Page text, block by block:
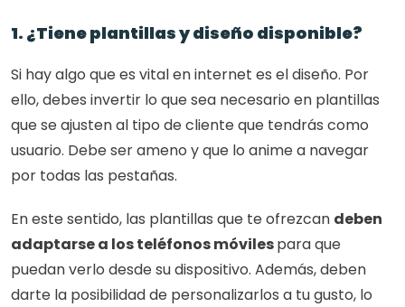
1. ¿Tiene plantillas y diseño disponible?
Si hay algo que es vital en internet es el diseño. Por
ello, debes invertir lo que sea necesario en plantillas
que se ajusten al tipo de cliente que tendrás como
usuario. Debe ser ameno y que lo anime a navegar
por todas las pestañas.
En este sentido, las plantillas que te ofrezcan deben
adaptarse a los teléfonos móviles para que
puedan verlo desde su dispositivo. Además, deben
darte la posibilidad de personalizarlos a tu gusto, lo